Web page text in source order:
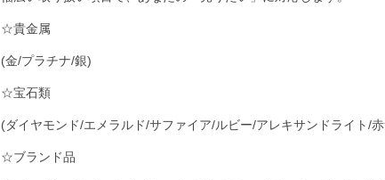
☆貴金属
(金/プラチナ/銀)
☆宝石類
(ダイヤモンド/エメラルド/サファイア/ルビー/アレキサンドライト/
☆ブランド品